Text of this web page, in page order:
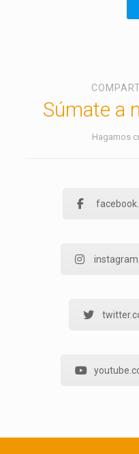
Súmate a
Hagamos